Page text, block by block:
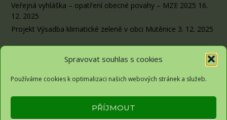
Spravovat souhlas s cookies
Používáme cookies k optimalizaci našich webových stránek a služeb.
PŘÍJMOUT
Veřejná vyhláška – opatření obecné povahy – MZE 2025 16.
12. 2025
Projekt Výsadba klimatické zeleně v obci Mutěnice 3. 12. 2025
Obec Sousedovice© 2026